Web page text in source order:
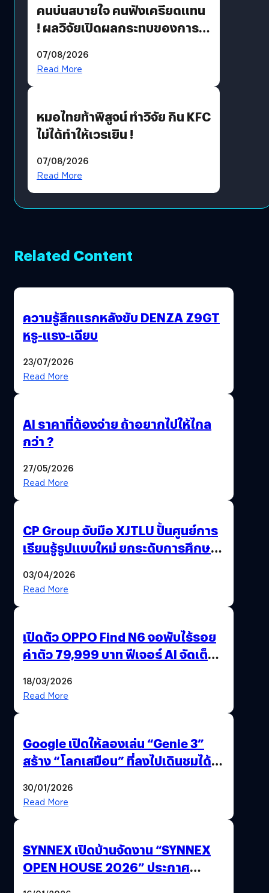
คนบ่นสบายใจ คนฟังเครียดแทน
! ผลวิจัยเปิดผลกระทบของการ
07/08/2026
Read More
หมอไทยท้าพิสูจน์ ทำวิจัย กิน KFC
ไม่ได้ทำให้เวรเยิน !
07/08/2026
Read More
Related Content
ความรู้สึกแรกหลังขับ DENZA Z9GT
หรู-แรง-เฉียบ
23/07/2026
Read More
AI ราคาที่ต้องจ่าย ถ้าอยากไปให้ไกล
กว่า ?
27/05/2026
Read More
CP Group จับมือ XJTLU ปั้นศูนย์การ
เรียนรู้รูปแบบใหม่ ยกระดับการศึกษา
03/04/2026
Read More
เปิดตัว OPPO Find N6 จอพับไร้รอย
ค่าตัว 79,999 บาท ฟีเจอร์ AI จัดเต็ม
18/03/2026
Read More
Google เปิดให้ลองเล่น “Genie 3”
สร้าง “โลกเสมือน” ที่ลงไปเดินชมได้
30/01/2026
Read More
SYNNEX เปิดบ้านจัดงาน “SYNNEX
OPEN HOUSE 2026” ประกาศ